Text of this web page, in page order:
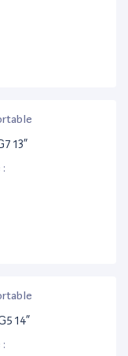
13”
:
14”
: